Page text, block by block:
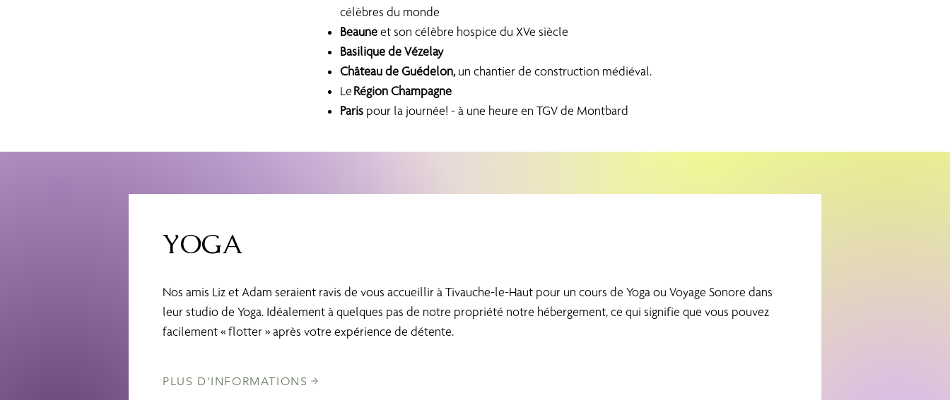
célèbres du monde
Beaune et son célèbre hospice du XVe siècle
Basilique de Vézelay
Château de Guédelon,un chantier de construction médiéval.
Le Région Champagne
Paris pour la journée! - à une heure en TGV de Montbard
YOGA
Nos amis Liz et Adam seraient ravis de vous accueillir à Tivauche-le-Haut pour un cours de Yoga ou Voyage Sonore dans
leur studio de Yoga. Idéalement à quelques pas de notre propriété notre hébergement, ce qui signifie que vous pouvez
facilement « flotter » après votre expérience de détente.
PLUS D'INFORMATIONS